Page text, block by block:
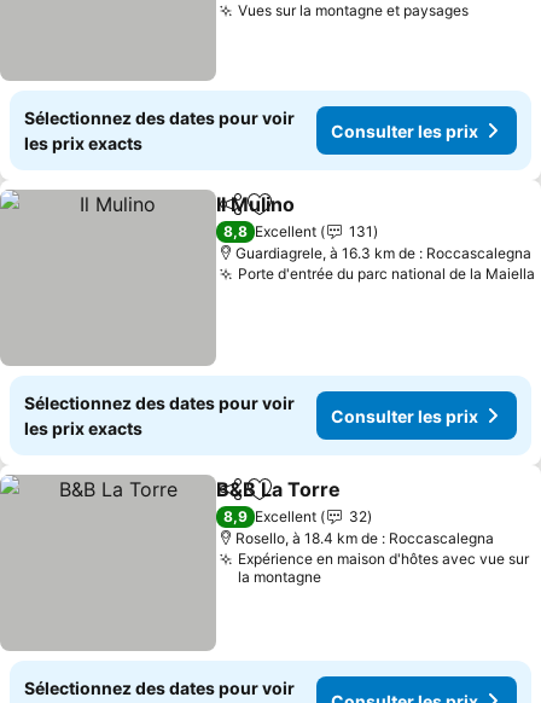
Vues sur la montagne et paysages
Sélectionnez des dates pour voir
les prix exacts
Consulter les prix
PartagerAjouter à mes favoris
Il Mulino
8,8 Excellent
131
Guardiagrele, à 16.3 km de : Roccascalegna
Porte d'entrée du parc national de la Maiella
Sélectionnez des dates pour voir
les prix exacts
Consulter les prix
PartagerAjouter à mes favoris
B&B La Torre
8,9 Excellent
32
Rosello, à 18.4 km de : Roccascalegna
Expérience en maison d'hôtes avec vue sur
la montagne
Sélectionnez des dates pour voir